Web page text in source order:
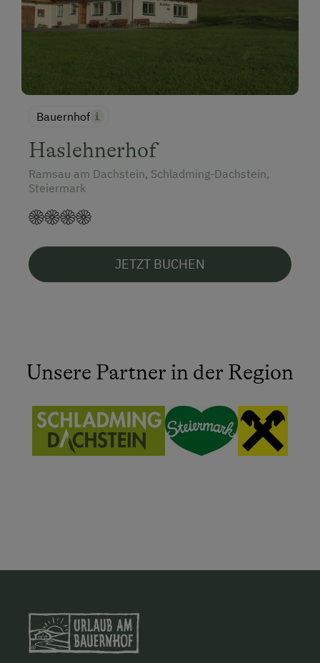
Bauernhof
Haslehnerhof
Ramsau am Dachstein, Schladming-Dachstein,
Steiermark
JETZT BUCHEN
Unsere Partner in der Region